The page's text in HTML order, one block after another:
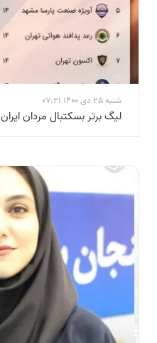
شنبه 25 دی 1400 07:21
لیگ برتر بسکتبال مردان ایران